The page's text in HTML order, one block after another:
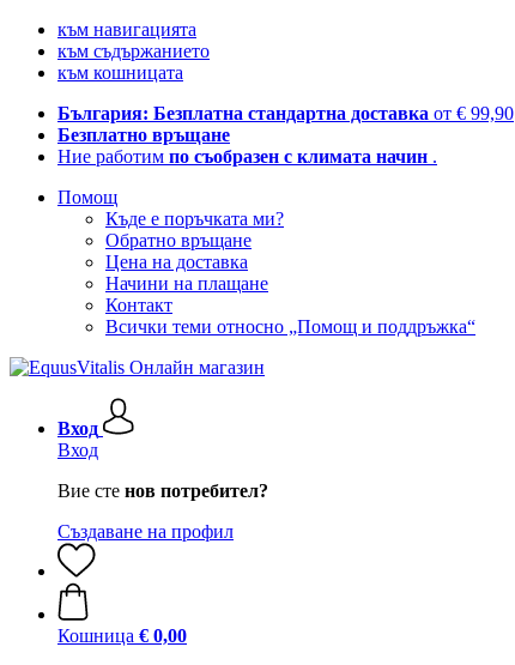
към навигацията
към съдържанието
към кошницата
България: Безплатна стандартна доставка от € 99,90
Безплатно връщане
Ние работим по съобразен с климата начин .
Помощ
Къде е поръчката ми?
Обратно връщане
Цена на доставка
Начини на плащане
Контакт
Всички теми относно „Помощ и поддръжка“
Вход
Вход
Вие сте нов потребител?
Създаване на профил
Кошница € 0,00